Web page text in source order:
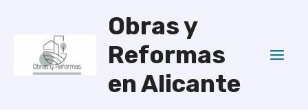
contenido
Obras y
Reformas
en Alicante